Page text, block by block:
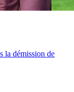
la démission de